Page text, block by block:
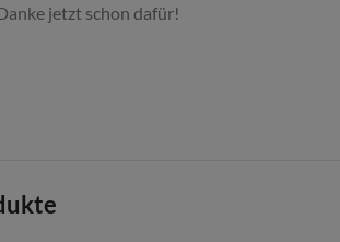
jetzt schon dafür!